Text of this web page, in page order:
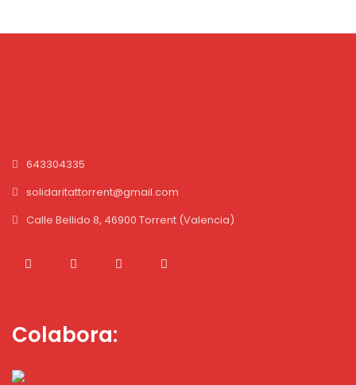
643304335
solidaritattorrent@gmail.com
Calle Bellido 8, 46900 Torrent (Valencia)
Colabora: